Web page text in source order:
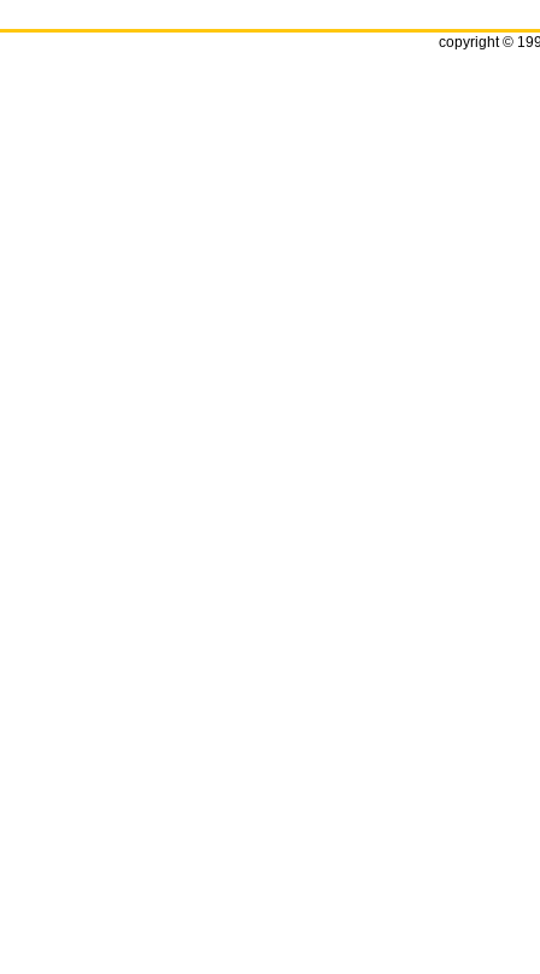
copyright ©